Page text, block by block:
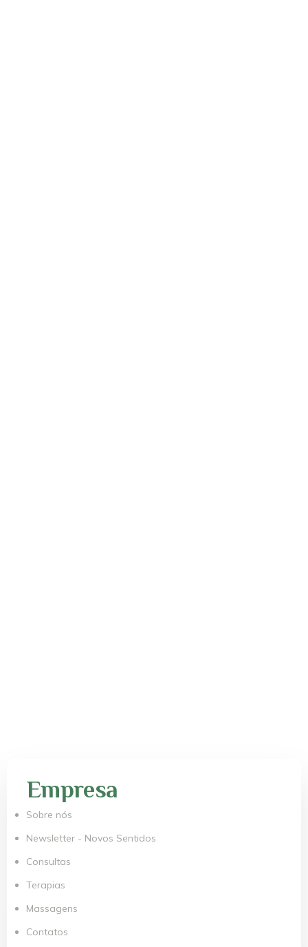
Empresa
Sobre nós
Newsletter - Novos Sentidos
Consultas
Terapias
Massagens
Contatos